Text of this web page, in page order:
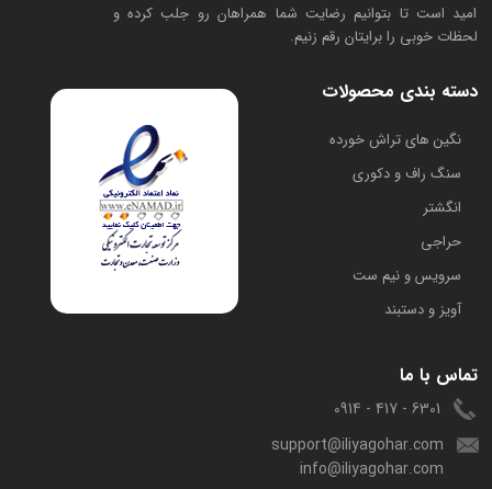
امید است تا بتوانیم رضایت شما همراهان رو جلب کرده و
لحظات خوبی را برایتان رقم زنیم.
دسته بندی محصولات
​نگین های تراش خورده
سنگ راف و دکوری
انگشتر
حراجی
سرویس و نیم ست
آویز و دستبند
تماس با ما
6301 - 417 - 0914
support@iliyagohar.com
info@iliyagohar.com